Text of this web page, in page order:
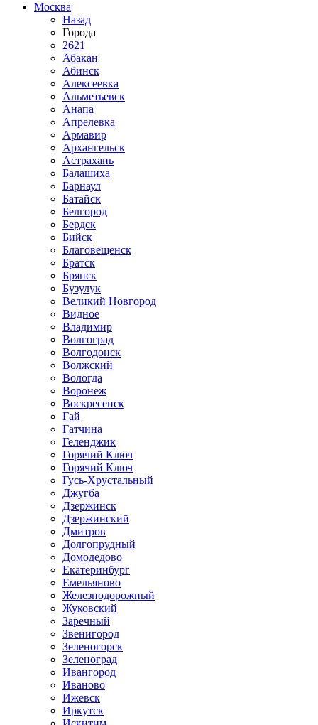
Москва
Назад
Города
2621
Абакан
Абинск
Алексеевка
Альметьевск
Анапа
Апрелевка
Армавир
Архангельск
Астрахань
Балашиха
Барнаул
Батайск
Белгород
Бердск
Бийск
Благовещенск
Братск
Брянск
Бузулук
Великий Новгород
Видное
Владимир
Волгоград
Волгодонск
Волжский
Вологда
Воронеж
Воскресенск
Гай
Гатчина
Геленджик
Горячий Ключ
Горячий Ключ
Гусь-Хрустальный
Джугба
Дзержинск
Дзержинский
Дмитров
Долгопрудный
Домодедово
Екатеринбург
Емельяново
Железнодорожный
Жуковский
Заречный
Звенигород
Зеленогорск
Зеленоград
Ивангород
Иваново
Ижевск
Иркутск